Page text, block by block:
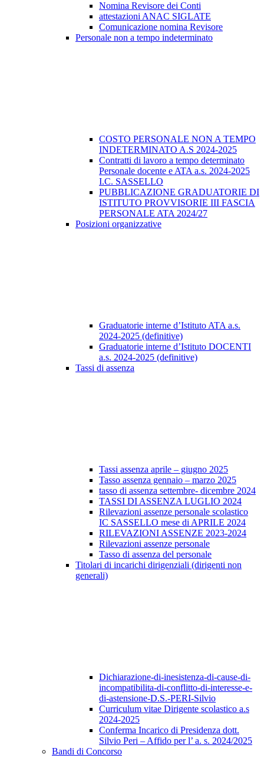
Nomina Revisore dei Conti
attestazioni ANAC SIGLATE
Comunicazione nomina Revisore
Personale non a tempo indeterminato
COSTO PERSONALE NON A TEMPO
INDETERMINATO A.S 2024-2025
Contratti di lavoro a tempo determinato
Personale docente e ATA a.s. 2024-2025
I.C. SASSELLO
PUBBLICAZIONE GRADUATORIE DI
ISTITUTO PROVVISORIE III FASCIA
PERSONALE ATA 2024/27
Posizioni organizzative
Graduatorie interne d’Istituto ATA a.s.
2024-2025 (definitive)
Graduatorie interne d’Istituto DOCENTI
a.s. 2024-2025 (definitive)
Tassi di assenza
Tassi assenza aprile – giugno 2025
Tasso assenza gennaio – marzo 2025
tasso di assenza settembre- dicembre 2024
TASSI DI ASSENZA LUGLIO 2024
Rilevazioni assenze personale scolastico
IC SASSELLO mese di APRILE 2024
RILEVAZIONI ASSENZE 2023-2024
Rilevazioni assenze personale
Tasso di assenza del personale
Titolari di incarichi dirigenziali (dirigenti non
generali)
Dichiarazione-di-inesistenza-di-cause-di-
incompatibilita-di-conflitto-di-interesse-e-
di-astensione-D.S.-PERI-Silvio
Curriculum vitae Dirigente scolastico a.s
2024-2025
Conferma Incarico di Presidenza dott.
Silvio Peri – Affido per l’ a. s. 2024/2025
Bandi di Concorso